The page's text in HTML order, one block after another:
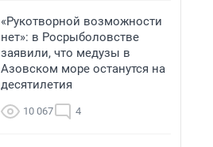
«Рукотворной возможности
нет»: в Росрыболовстве
заявили, что медузы в
Азовском море останутся на
десятилетия
10 067 4